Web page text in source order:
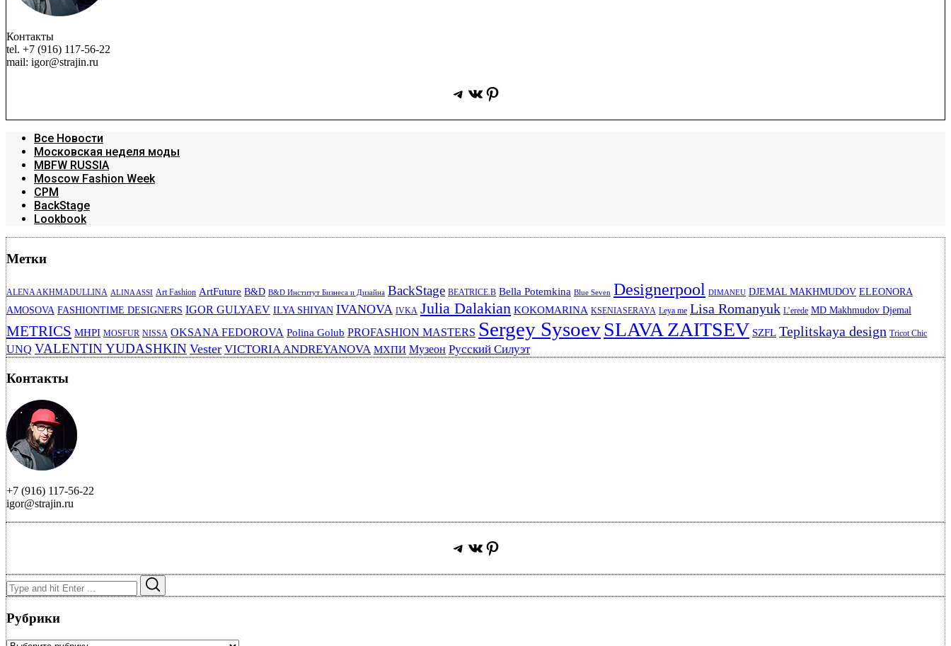
Контакты
tel. +7 (916) 117-56-22
mail: igor@strajin.ru
Telegram
ВКонтакте
Pinterest
Все Новости
Московская неделя моды
MBFW RUSSIA
Moscow Fashion Week
CPM
BackStage
Lookbook
Метки
ALENA AKHMADULLINA ALINA ASSI Art Fashion ArtFuture B&D B&D Институт Бизнеса и Дизайна BackStage BEATRICE.B Bella Potemkina Blue Seven Designerpool DIMANEU DJEMAL MAKHMUDOV ELEONORA
AMOSOVA FASHIONTIME DESIGNERS IGOR GULYAEV ILYA SHIYAN IVANOVA IVKA Julia Dalakian KOKOMARINA KSENIASERAYA Leya me Lisa Romanyuk L’erede MD Makhmudov Djemal
METRICS MHPI MOSFUR NISSA OKSANA FEDOROVA Polina Golub PROFASHION MASTERS Sergey SysoevSLAVA ZAITSEV SZFL Teplitskaya design Tricot Chic
UNQ VALENTIN YUDASHKIN Vester VICTORIA ANDREYANOVA МХПИ Музеон Русский Силуэт
Контакты
+7 (916) 117-56-22
igor@strajin.ru
Telegram
ВКонтакте
Pinterest
Search
for:
Рубрики